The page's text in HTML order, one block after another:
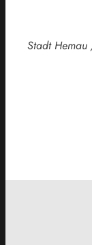
Stadt Hemau